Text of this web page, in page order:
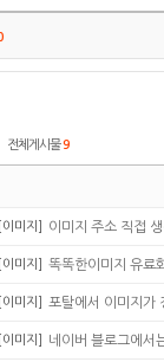
전체게시물9
[이미지] 이미지 주소 직접
[이미지] 똑똑한이미지 유료
[이미지] 포탈에서 이미지가
[이미지] 네이버 블로그에서